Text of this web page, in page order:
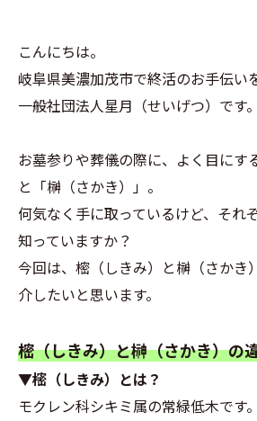
こんにちは。
岐阜県美濃加茂市で終活のお手伝い
一般社団法人星月（せいげつ）です。
お墓参りや葬儀の際に、よく目にす
と「榊（さかき）」。
何気なく手に取っているけど、それ
知っていますか？
今回は、樒（しきみ）と榊（さかき
介したいと思います。
樒（しきみ）と榊（さかき）の
▼樒（しきみ）とは？
モクレン科シキミ属の常緑低木です。